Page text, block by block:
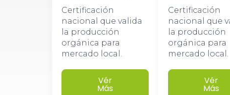
Certificación
nacional que valida
la producción
orgánica para
mercado local.
Vér
Más
Certificación
nacional que
la producción
orgánica para
mercado local.​
Vér
Más